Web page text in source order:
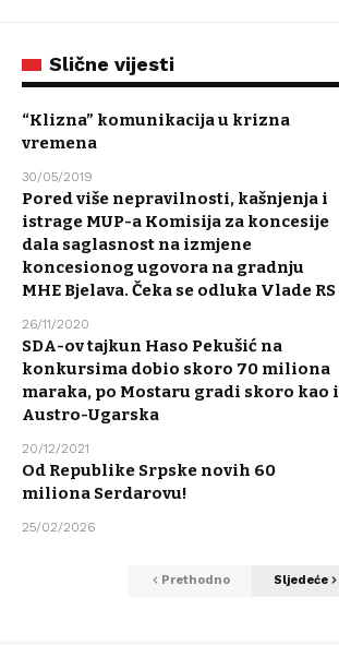
Slične vijesti
“Klizna” komunikacija u krizna
vremena
30/05/2019
Pored više nepravilnosti, kašnjenja i
istrage MUP-a Komisija za koncesije
dala saglasnost na izmjene
koncesionog ugovora na gradnju
MHE Bjelava. Čeka se odluka Vlade RS
26/11/2020
SDA-ov tajkun Haso Pekušić na
konkursima dobio skoro 70 miliona
maraka, po Mostaru gradi skoro kao i
Austro-Ugarska
20/12/2021
Od Republike Srpske novih 60
miliona Serdarovu!
25/02/2026
Prethodno Sljedeće